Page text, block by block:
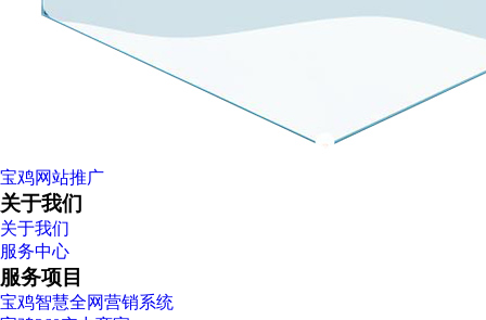
宝鸡网站推广
关于我们
关于我们
服务中心
服务项目
宝鸡智慧全网营销系统